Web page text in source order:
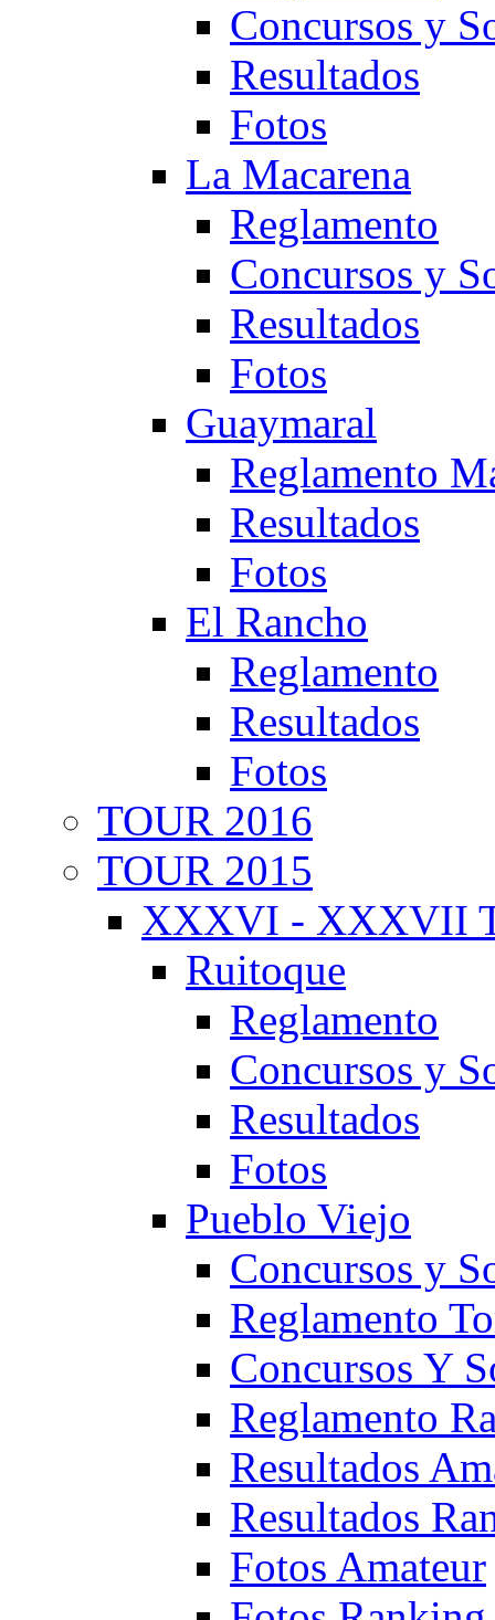
Concursos y
Resultados
Fotos
La Macarena
Reglamento
Concursos y
Resultados
Fotos
Guaymaral
Reglamento
Resultados
Fotos
El Rancho
Reglamento
Resultados
Fotos
TOUR 2016
TOUR 2015
XXXVI - XXXVII
Ruitoque
Reglamento
Concursos y
Resultados
Fotos
Pueblo Viejo
Concursos y
Reglamento
Concursos Y
Reglamento
Resultados
Resultados
Fotos Amateur